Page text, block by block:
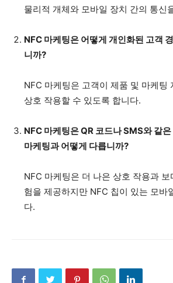
물리적 개체와 모바일 장치 간의 통신
NFC 마케팅은 어떻게 개인화된 고객
니까?
NFC 마케팅은 고객이 제품 및 마케팅
상호 작용할 수 있도록 합니다.
NFC 마케팅은 QR 코드나 SMS와 같
마케팅과 어떻게 다릅니까?
NFC 마케팅은 더 나은 상호 작용과
험을 제공하지만 NFC 칩이 있는 모바
다.